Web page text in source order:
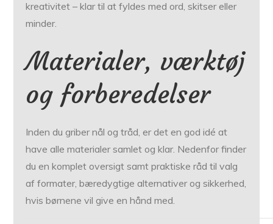
kreativitet – klar til at fyldes med ord, skitser eller
minder.
Materialer, værktøj
og forberedelser
Inden du griber nål og tråd, er det en god idé at
have alle materialer samlet og klar. Nedenfor finder
du en komplet oversigt samt praktiske råd til valg
af formater, bæredygtige alternativer og sikkerhed,
hvis børnene vil give en hånd med.